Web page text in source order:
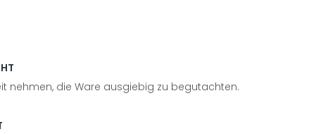
nehmen, die Ware ausgiebig zu begutachten.